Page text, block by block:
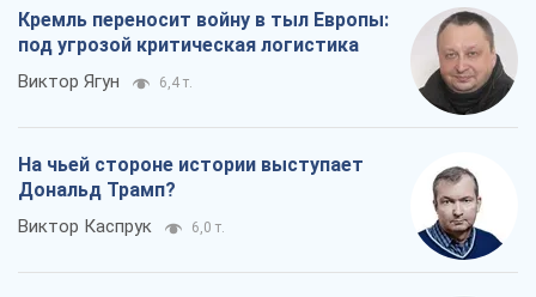
Кремль переносит войну в тыл Европы:
под угрозой критическая логистика
Виктор Ягун 6,4 т.
На чьей стороне истории выступает
Дональд Трамп?
Виктор Каспрук 6,0 т.